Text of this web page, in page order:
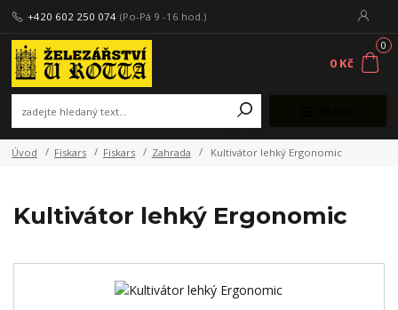
+420 602 250 074 (Po-Pá 9 -16 hod.)
0
0 Kč
Úvod Fiskars Fiskars Zahrada Kultivátor lehký Ergonomic
Kultivátor lehký Ergonomic